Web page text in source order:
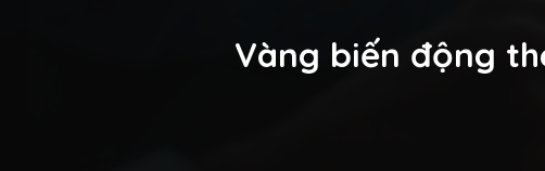
Vàng biến động